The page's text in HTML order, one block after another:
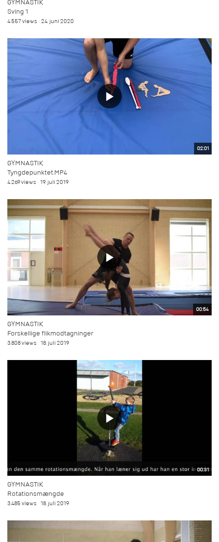
GYMNASTIK
Sving 1
4.557 views 24. juni 2020
02:01
GYMNASTIK
Tyngdepunktet.MP4
4.269 views 19. juli 2019
00:54
GYMNASTIK
Forskellige flikmodtagninger
3.808 views 18. juli 2019
00:31
GYMNASTIK
Rotationsmængde
3.485 views 18. juli 2019